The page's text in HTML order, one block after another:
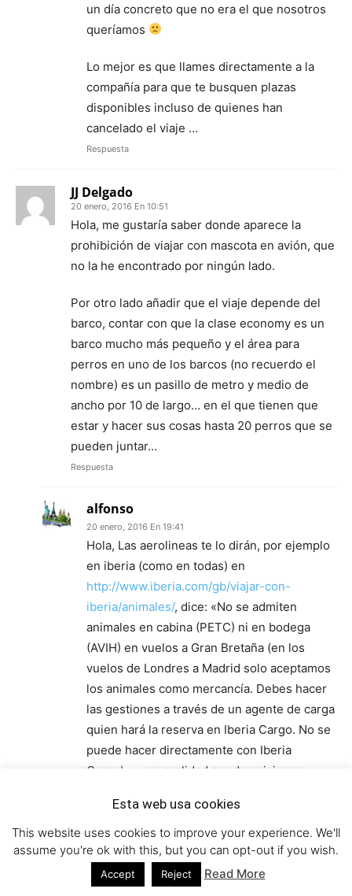
un día concreto que no era el que nosotros
queríamos
Lo mejor es que llames directamente a la
compañía para que te busquen plazas
disponibles incluso de quienes han
cancelado el viaje …
Respuesta
JJ Delgado
20 enero, 2016 En 10:51
Hola, me gustaría saber donde aparece la
prohibición de viajar con mascota en avión, que
no la he encontrado por ningún lado.
Por otro lado añadir que el viaje depende del
barco, contar con que la clase economy es un
barco mucho más pequeño y el área para
perros en uno de los barcos (no recuerdo el
nombre) es un pasillo de metro y medio de
ancho por 10 de largo… en el que tienen que
estar y hacer sus cosas hasta 20 perros que se
pueden juntar…
Respuesta
alfonso
20 enero, 2016 En 19:41
Hola, Las aerolineas te lo dirán, por ejemplo
en iberia (como en todas) en
http://www.iberia.com/gb/viajar-con-
iberia/animales/, dice: «No se admiten
animales en cabina (PETC) ni en bodega
(AVIH) en vuelos a Gran Bretaña (en los
vuelos de Londres a Madrid solo aceptamos
los animales como mercancía. Debes hacer
las gestiones a través de un agente de carga
quien hará la reserva en Iberia Cargo. No se
puede hacer directamente con Iberia
Cargo)» … en realidad pueden viajar en
carga en otro avión que no será el tuyo.
Respecto a lo que dices de los barcos, al
menos el de BrittanyFerries tenía muchos
camarotes y zonas habilitadas para perros
Esta web usa cookies
This website uses cookies to improve your experience. We'll
assume you're ok with this, but you can opt-out if you wish.
Accept Reject Read More